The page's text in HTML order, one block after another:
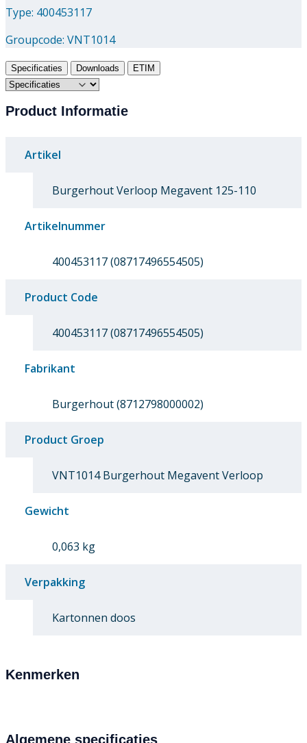
Type: 400453117
Groupcode: VNT1014
Specificaties Downloads ETIM
Product Informatie
Artikel
Burgerhout Verloop Megavent 125-110
Artikelnummer
400453117 (08717496554505)
Product Code
400453117 (08717496554505)
Fabrikant
Burgerhout (8712798000002)
Product Groep
VNT1014 Burgerhout Megavent Verloop
Gewicht
0,063 kg
Verpakking
Kartonnen doos
Kenmerken
Algemene specificaties